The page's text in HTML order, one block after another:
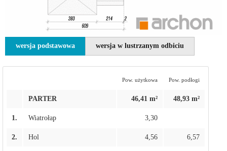
wersja podstawowa wersja w lustrzanym odbiciu
Pow. użytkowa Pow. podłogi
PARTER 46,41 m² 48,93 m²
1. Wiatrołap 3,30
2. Hol 4,56 6,57